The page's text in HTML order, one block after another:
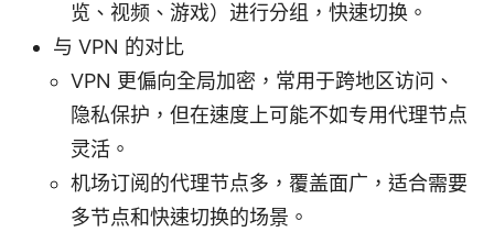
览、视频、游戏）进行分组，快速切换。
与 VPN 的对比
VPN 更偏向全局加密，常用于跨地区访问、
隐私保护，但在速度上可能不如专用代理节点
灵活。
机场订阅的代理节点多，覆盖面广，适合需要
多节点和快速切换的场景。